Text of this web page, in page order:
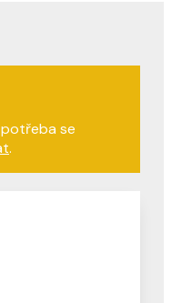
se
.